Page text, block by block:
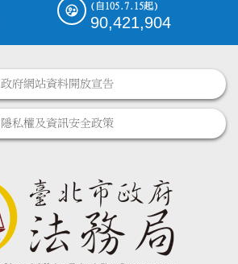
(自105.7.15起)
90,421,904
政府網站資料開放宣告
隱私權及資訊安全政策